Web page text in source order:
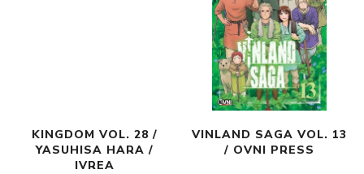
KINGDOM VOL. 28 /
YASUHISA HARA /
IVREA
VINLAND SAGA VOL. 13
/ OVNI PRESS